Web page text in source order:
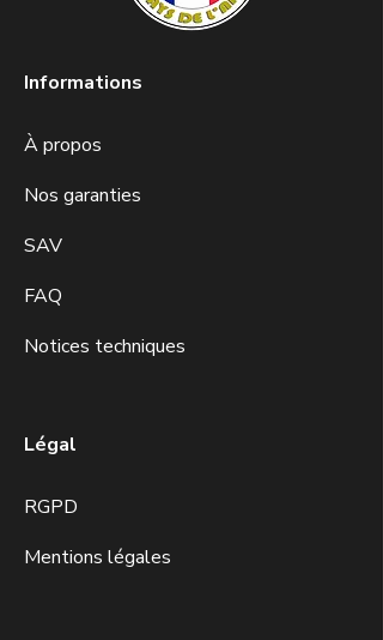
Informations
À propos
Nos garanties
SAV
FAQ
Notices techniques
Légal
RGPD
Mentions légales